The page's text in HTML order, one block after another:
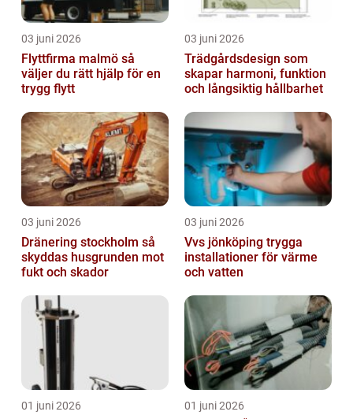
03 juni 2026
Flyttfirma malmö så
väljer du rätt hjälp för en
trygg flytt
03 juni 2026
Trädgårdsdesign som
skapar harmoni, funktion
och långsiktig hållbarhet
03 juni 2026
Dränering stockholm så
skyddas husgrunden mot
fukt och skador
03 juni 2026
Vvs jönköping trygga
installationer för värme
och vatten
01 juni 2026 01 juni 2026